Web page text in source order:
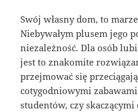
Swój własny dom, to
Niebywałym plusem jego
niezależność. Dla osób
jest to znakomite
przejmować się
cotygodniowymi
studentów, czy